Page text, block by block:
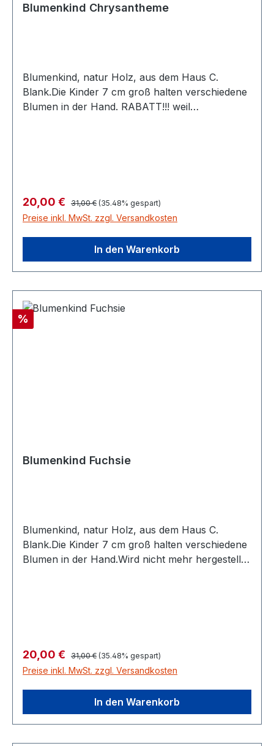
Blumenkind Chrysantheme
Blumenkind, natur Holz, aus dem Haus C.
Blank.Die Kinder 7 cm groß halten verschiedene
Blumen in der Hand. RABATT!!! weil
Verkaufspreis:
20,00 € Regulärer Preis:
31,00 € (35.48% gespart)
Preise inkl. MwSt. zzgl. Versandkosten
In den Warenkorb
Rabatt
%
Blumenkind Fuchsie
Blumenkind, natur Holz, aus dem Haus C.
Blank.Die Kinder 7 cm groß halten verschiedene
Blumen in der Hand.Wird nicht mehr hergestellt.
Verkaufspreis:
20,00 € Regulärer Preis:
31,00 € (35.48% gespart)
Preise inkl. MwSt. zzgl. Versandkosten
In den Warenkorb